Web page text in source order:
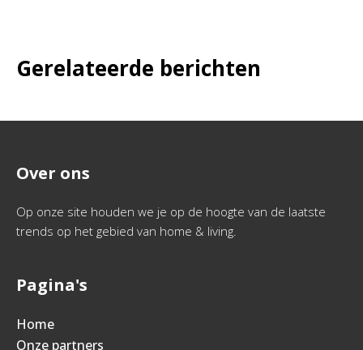
Gerelateerde berichten
Over ons
Op onze site houden we je op de hoogte van de laatste
trends op het gebied van home & living.
Pagina's
Home
Onze partners